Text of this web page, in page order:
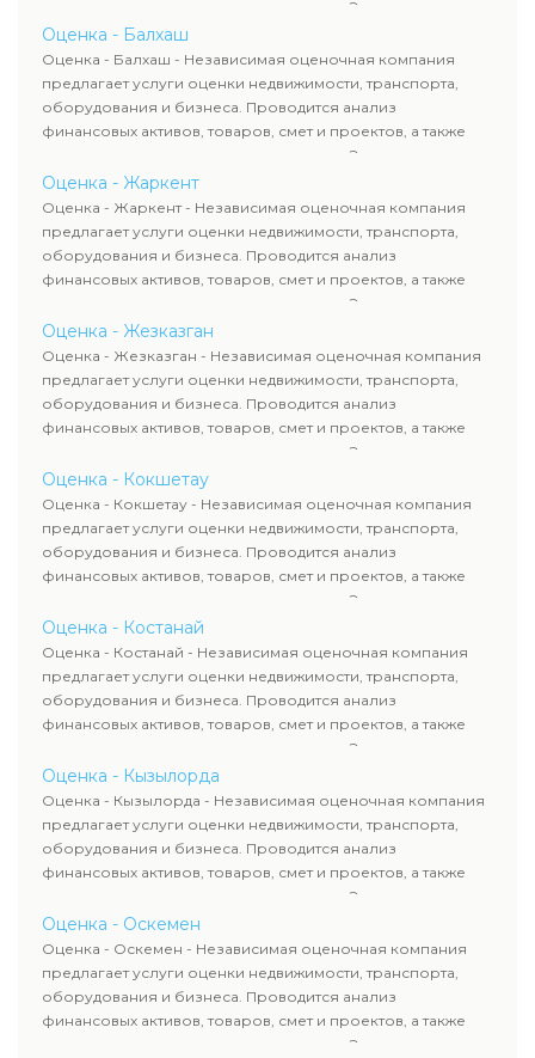
оценка животных и недропользования. Эксперты
определяют рыночную стоимость имущества и
рассчитывают ущерб. Все отчеты соответствуют
требованиям законодательства и используются для
сделок, кредитования и судебных процессов.
Оценка - Балхаш
Оценка - Балхаш - Независимая оценочная компания
предлагает услуги оценки недвижимости, транспорта,
оборудования и бизнеса. Проводится анализ
финансовых активов, товаров, смет и проектов, а также
оценка животных и недропользования. Эксперты
определяют рыночную стоимость имущества и
рассчитывают ущерб. Все отчеты соответствуют
требованиям законодательства и используются для
сделок, кредитования и судебных процессов.
Оценка - Жаркент
Оценка - Жаркент - Независимая оценочная компания
предлагает услуги оценки недвижимости, транспорта,
оборудования и бизнеса. Проводится анализ
финансовых активов, товаров, смет и проектов, а также
оценка животных и недропользования. Эксперты
определяют рыночную стоимость имущества и
рассчитывают ущерб. Все отчеты соответствуют
требованиям законодательства и используются для
сделок, кредитования и судебных процессов.
Оценка - Жезказган
Оценка - Жезказган - Независимая оценочная компания
предлагает услуги оценки недвижимости, транспорта,
оборудования и бизнеса. Проводится анализ
финансовых активов, товаров, смет и проектов, а также
оценка животных и недропользования. Эксперты
определяют рыночную стоимость имущества и
рассчитывают ущерб. Все отчеты соответствуют
требованиям законодательства и используются для
сделок, кредитования и судебных процессов.
Оценка - Кокшетау
Оценка - Кокшетау - Независимая оценочная компания
предлагает услуги оценки недвижимости, транспорта,
оборудования и бизнеса. Проводится анализ
финансовых активов, товаров, смет и проектов, а также
оценка животных и недропользования. Эксперты
определяют рыночную стоимость имущества и
рассчитывают ущерб. Все отчеты соответствуют
требованиям законодательства и используются для
сделок, кредитования и судебных процессов.
Оценка - Костанай
Оценка - Костанай - Независимая оценочная компания
предлагает услуги оценки недвижимости, транспорта,
оборудования и бизнеса. Проводится анализ
финансовых активов, товаров, смет и проектов, а также
оценка животных и недропользования. Эксперты
определяют рыночную стоимость имущества и
рассчитывают ущерб. Все отчеты соответствуют
требованиям законодательства и используются для
сделок, кредитования и судебных процессов.
Оценка - Кызылорда
Оценка - Кызылорда - Независимая оценочная компания
предлагает услуги оценки недвижимости, транспорта,
оборудования и бизнеса. Проводится анализ
финансовых активов, товаров, смет и проектов, а также
оценка животных и недропользования. Эксперты
определяют рыночную стоимость имущества и
рассчитывают ущерб. Все отчеты соответствуют
требованиям законодательства и используются для
сделок, кредитования и судебных процессов.
Оценка - Оскемен
Оценка - Оскемен - Независимая оценочная компания
предлагает услуги оценки недвижимости, транспорта,
оборудования и бизнеса. Проводится анализ
финансовых активов, товаров, смет и проектов, а также
оценка животных и недропользования. Эксперты